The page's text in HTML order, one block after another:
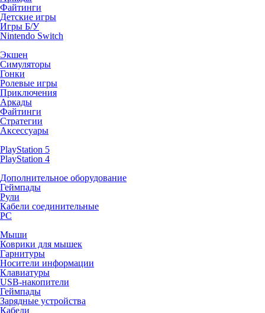
Файтинги
Детские игры
Игры Б/У
Nintendo Switch
Экшен
Симуляторы
Гонки
Ролевые игры
Приключения
Аркады
Файтинги
Стратегии
Аксессуары
PlayStation 5
PlayStation 4
Дополнительное оборудование
Геймпады
Рули
Кабели соединительные
PC
Мыши
Коврики для мышек
Гарнитуры
Носители информации
Клавиатуры
USB-накопители
Геймпады
Зарядные устройства
Кабели